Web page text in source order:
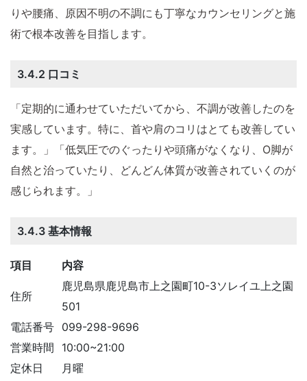
りや腰痛、原因不明の不調にも丁寧なカウンセリングと施
術で根本改善を目指します。​
3.4.2 口コミ
「定期的に通わせていただいてから、不調が改善したのを
実感しています。特に、首や肩のコリはとても改善してい
ます。」「低気圧でのぐったりや頭痛がなくなり、O脚が
自然と治っていたり、どんどん体質が改善されていくのが
感じられます。」
3.4.3 基本情報
項目 内容
住所
鹿児島県鹿児島市上之園町10-3ソレイユ上之園
501
電話番号 099-298-9696
営業時間
10:00~21:00
定休日
月曜